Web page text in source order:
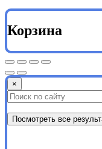
Корзина
×
Посмотреть все